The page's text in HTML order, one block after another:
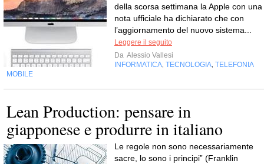
della scorsa settimana la Apple con una
nota ufficiale ha dichiarato che con
l’aggiornamento del nuovo sistema...
Leggere il seguito
Da Alessio Vallesi
INFORMATICA TECNOLOGIA TELEFONIA
MOBILE
Lean Production: pensare in
giapponese e produrre in italiano
Le regole non sono necessariamente
sacre, lo sono i principi” (Franklin